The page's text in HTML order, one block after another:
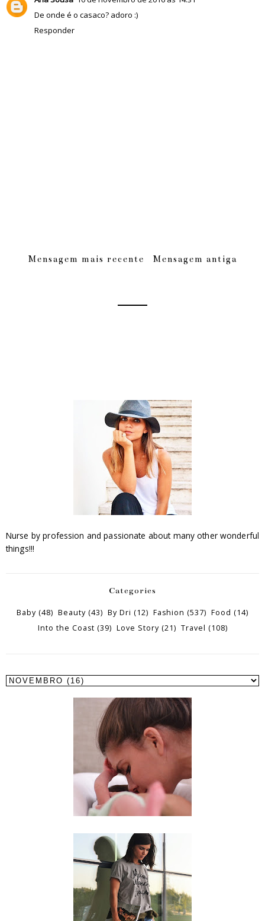
De onde é o casaco? adoro :)
Responder
Mensagem mais recente Mensagem antiga
Nurse by profession and passionate about many other wonderful
things!!!
Categories
Baby (48) Beauty (43) By Dri (12) Fashion (537) Food (14)
Into the Coast (39) Love Story (21) Travel (108)